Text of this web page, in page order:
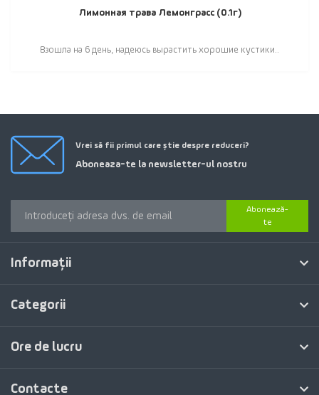
Лимонная трава Лемонграсс (0.1г)
Взошла на 6 день, надеюсь вырастить хорошие кустики..
Vrei să fii primul care știe despre reduceri?
Aboneaza-te la newsletter-ul nostru
Abonează-
te
Informaţii
Categorii
Ore de lucru
Contacte